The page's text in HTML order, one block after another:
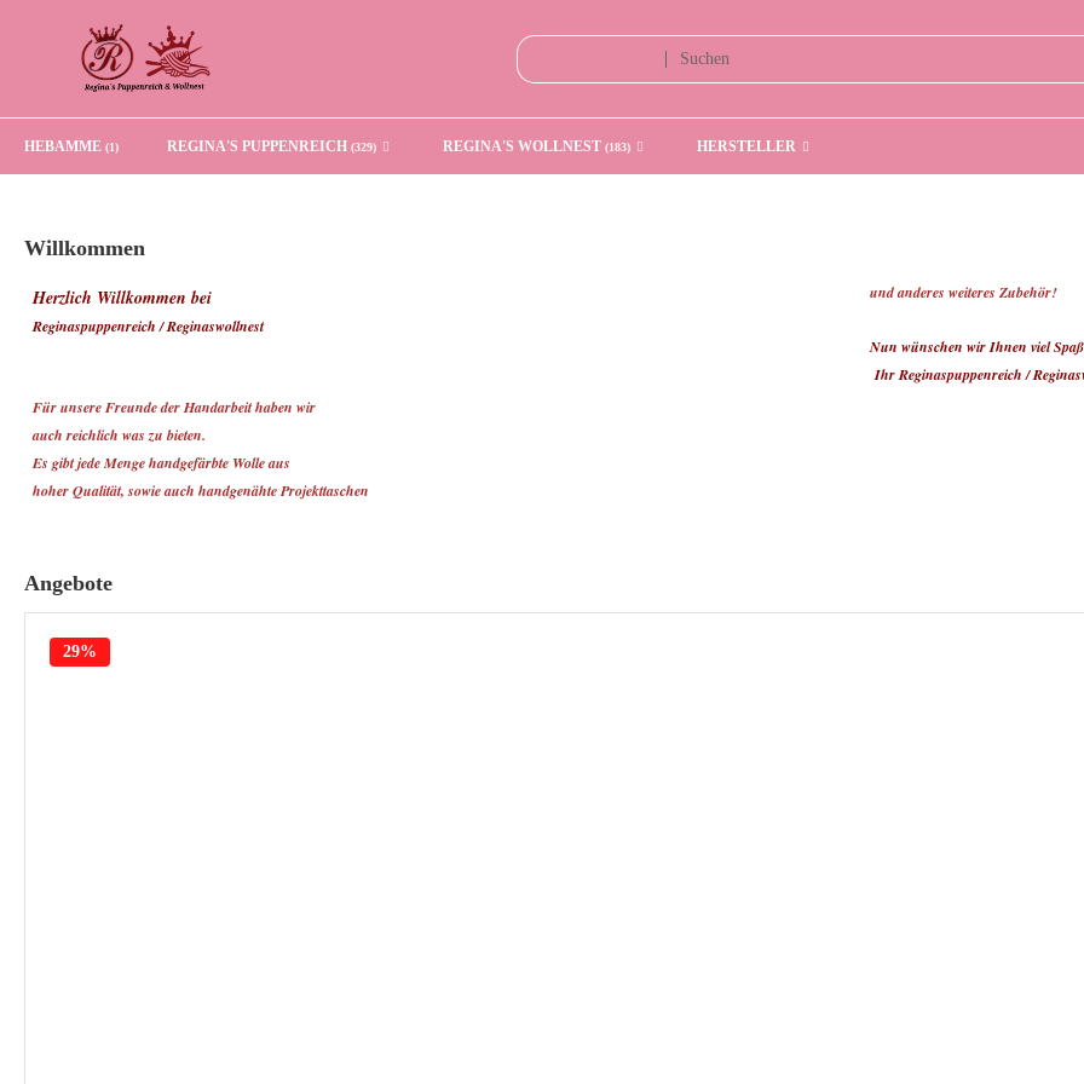
HEBAMME (1) REGINA'S PUPPENREICH (329) REGINA'S WOLLNEST (183) HERSTELLER
Willkommen
Herzlich Willkommen bei
Reginaspuppenreich / Reginaswollnest
Für unsere Freunde der Handarbeit haben wir
auch reichlich was zu bieten.
Es gibt jede Menge handgefärbte Wolle aus
hoher Qualität, sowie auch handgenähte Projekttaschen
und anderes weiteres Zubehör!
Nun wünschen wir Ihnen viel
Ihr Reginaspuppenreich /
Angebote
29%